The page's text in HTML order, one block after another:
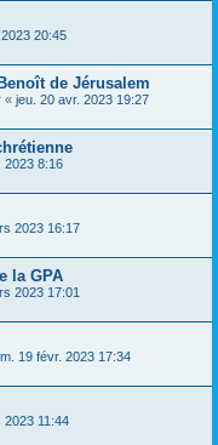
20:45
de Jérusalem
« jeu. 20 avr. 2023 19:27
2023 8:16
2023 16:17
la GPA
2023 17:01
19 févr. 2023 17:34
2023 11:44